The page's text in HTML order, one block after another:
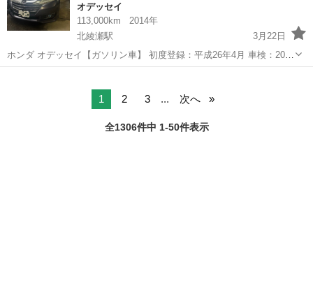
オデッセイ
113,000km
2014年
北綾瀬駅
3月22日
ホンダ オデッセイ【ガソリン車】 初度登録：平成26年4月 車検：2026
年10月まで 走行距離：約11万km（多少増加あり） ⸻ ⚙️ 装備 ・
1 2 3 ... 次へ
全1306件中 1-50件表示